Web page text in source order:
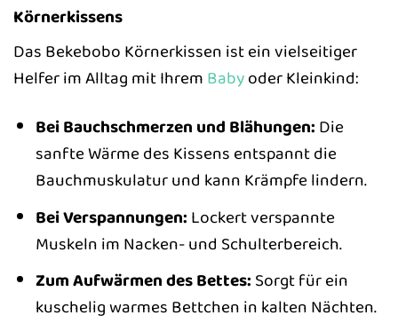
Körnerkissens
Das Bekebobo Körnerkissen ist ein vielseitiger
Helfer im Alltag mit Ihrem Babyoder Kleinkind:
Bei Bauchschmerzen und Blähungen: Die
sanfte Wärme des Kissens entspannt die
Bauchmuskulatur und kann Krämpfe lindern.
Bei Verspannungen: Lockert verspannte
Muskeln im Nacken- und Schulterbereich.
Zum Aufwärmen des Bettes: Sorgt für ein
kuschelig warmes Bettchen in kalten Nächten.